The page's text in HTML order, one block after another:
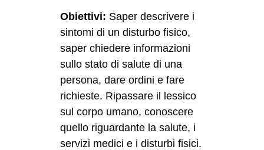
Obiettivi: Saper descrivere i
sintomi di un disturbo fisico,
saper chiedere informazioni
sullo stato di salute di una
persona, dare ordini e fare
richieste. Ripassare il lessico
sul corpo umano, conoscere
quello riguardante la salute, i
servizi medici e i disturbi fisici.